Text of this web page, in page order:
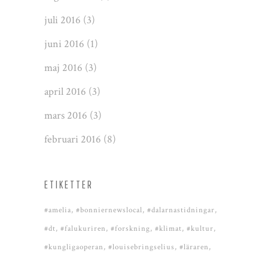
juli 2016 (3)
juni 2016 (1)
maj 2016 (3)
april 2016 (3)
mars 2016 (3)
februari 2016 (8)
ETIKETTER
#amelia #bonniernewslocal #dalarnastidningar
#dt #falukuriren #forskning #klimat #kultur
#kungligaoperan #louisebringselius #läraren